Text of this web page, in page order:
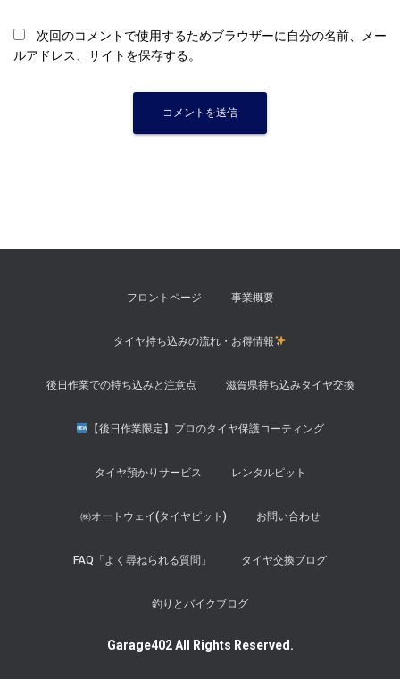
次回のコメントで使用するためブラウザーに自分の名前、メー
ルアドレス、サイトを保存する。
フロントページ 事業概要
タイヤ持ち込みの流れ・お得情報
後日作業での持ち込みと注意点 滋賀県持ち込みタイヤ交換
【後日作業限定】プロのタイヤ保護コーティング
タイヤ預かりサービス レンタルピット
㈱オートウェイ(タイヤピット) お問い合わせ
FAQ「よく尋ねられる質問」 タイヤ交換ブログ
釣りとバイクブログ
Garage402 All Rights Reserved.